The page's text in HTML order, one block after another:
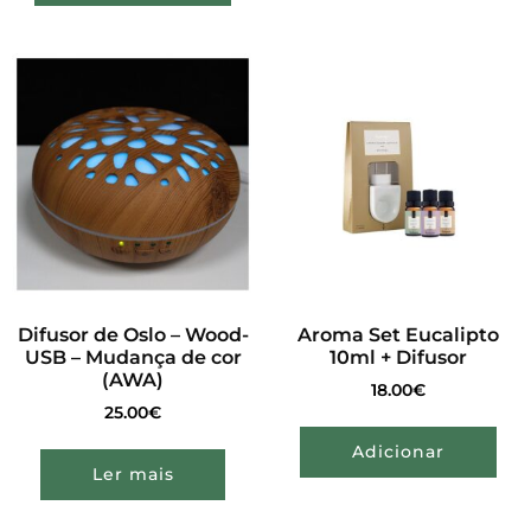
Difusor de Oslo – Wood-
USB – Mudança de cor
(AWA)
25.00€
Ler mais
Aroma Set Eucalipto
10ml + Difusor
18.00€
Adicionar